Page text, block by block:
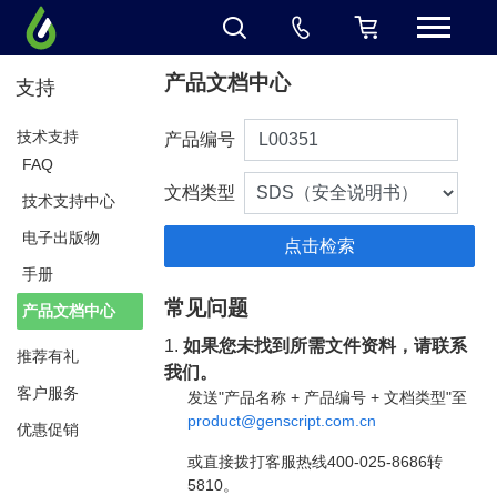
支持
技术支持
FAQ
技术支持中心
电子出版物
手册
产品文档中心
推荐有礼
客户服务
优惠促销
产品文档中心
产品编号
文档类型
常见问题
1.如果您未找到所需文件资料，请联系
我们。
发送"产品名称 + 产品编号 + 文档类型"至
product@genscript.com.cn
或直接拨打客服热线400-025-8686转
5810。